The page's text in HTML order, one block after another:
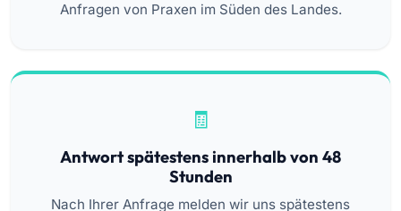
Anfragen von Praxen im Süden des Landes.
Antwort spätestens innerhalb von 48
Stunden
Nach Ihrer Anfrage melden wir uns spätestens